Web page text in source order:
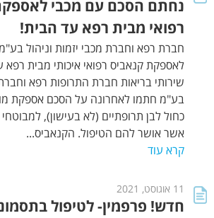
נחתם הסכם עם מכבי
רפואי מבית רפא עד הבית!
חברת רפא וחברת מכבי יזמות וניהול
לאספקת קנאביס רפואי איכותי מבית רפא
שירותי בריאות חברת התרופות רפא וחברת
בע"מ חתמו לאחרונה על הסכם אספקת
כחול לבן תרופתיים (לא בעישון),
אשר אושר להם הטיפול. הקנאביס...
קרא עוד
11 אוגוסט, 2021
חדש! פרפמין- לטיפול